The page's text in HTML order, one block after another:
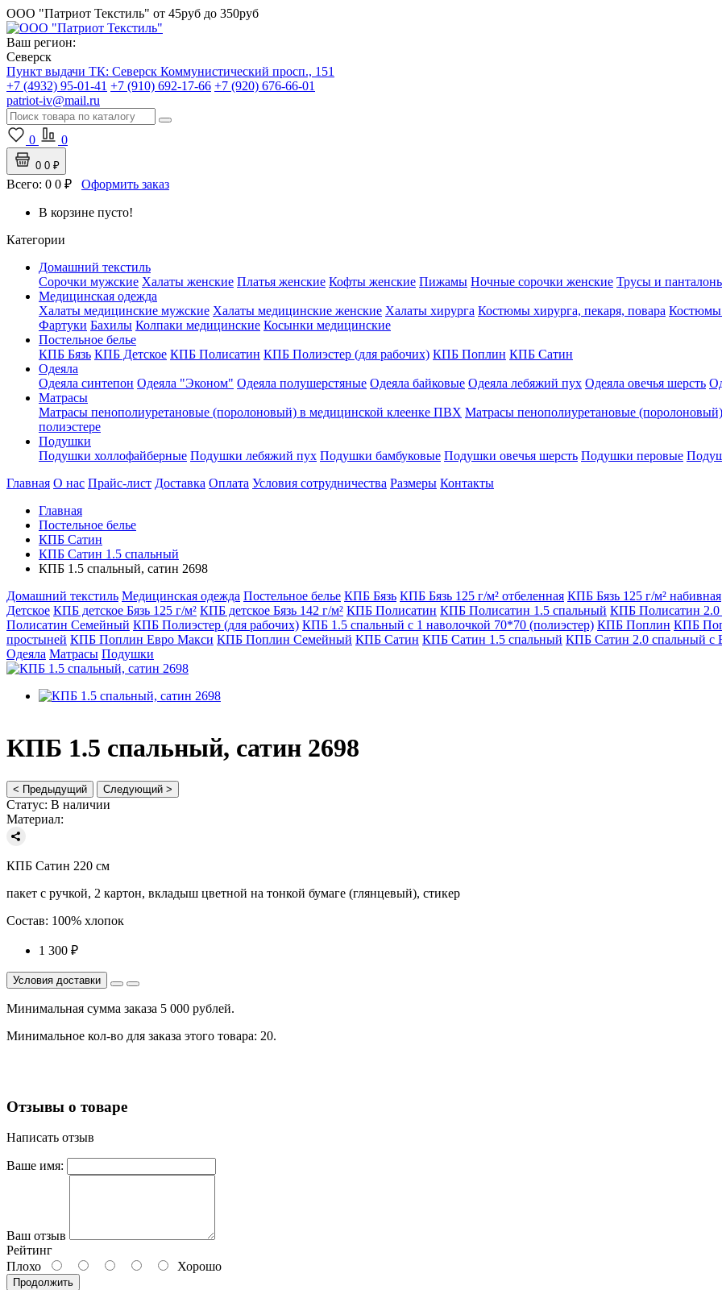
ООО "Патриот Текстиль" от 45руб до 350руб
Ваш регион:
Северск
Пункт выдачи ТК: Северск Коммунистический просп., 151
+7 (4932) 95-01-41 +7 (910) 692-17-66 +7 (920) 676-66-01
patriot-iv@mail.ru
0 0
0 0 ₽
Всего: 0 0 ₽ Оформить заказ
В корзине пусто!
Категории
Домашний текстиль
Сорочки мужские Халаты женские Платья женские Кофты женские Пижамы Ночные сорочки женские Трусы и
Медицинская одежда
Халаты медицинские мужские Халаты медицинские женские Халаты хирурга Костюмы хирурга, пекаря, повара Костюмы
Фартуки Бахилы Колпаки медицинские Косынки медицинские
Постельное белье
КПБ Бязь КПБ Детское КПБ Полисатин КПБ Полиэстер (для рабочих) КПБ Поплин КПБ Сатин
Одеяла
Одеяла синтепон Одеяла "Эконом" Одеяла полушерстяные Одеяла байковые Одеяла лебяжий пух Одеяла овечья шерсть
Матрасы
Матрасы пенополиуретановые (поролоновый) в медицинской клеенке ПВХ Матрасы пенополиуретановые (поролоновый)
полиэстере
Подушки
Подушки холлофайберные Подушки лебяжий пух Подушки бамбуковые Подушки овечья шерсть Подушки перовые
Главная О нас Прайс-лист Доставка Оплата Условия сотрудничества Размеры Контакты
Главная
Постельное белье
КПБ Сатин
КПБ Сатин 1.5 спальный
КПБ 1.5 спальный, сатин 2698
Домашний текстиль Медицинская одежда Постельное белье КПБ Бязь КПБ Бязь 125 г/м² отбеленная КПБ Бязь 125 г/м² набивная
Детское КПБ детское Бязь 125 г/м² КПБ детское Бязь 142 г/м² КПБ Полисатин КПБ Полисатин 1.5 спальный КПБ Полисатин 2.0
Полисатин Семейный КПБ Полиэстер (для рабочих) КПБ 1.5 спальный с 1 наволочкой 70*70 (полиэстер) КПБ Поплин КПБ
простыней КПБ Поплин Евро Макси КПБ Поплин Семейный КПБ Сатин КПБ Сатин 1.5 спальный КПБ Сатин 2.0 спальный с
Одеяла Матрасы Подушки
КПБ 1.5 спальный, сатин 2698
< Предыдущий Следующий >
Статус: В наличии
Материал:
КПБ Сатин 220 см
пакет с ручкой, 2 картон, вкладыш цветной на тонкой бумаге (глянцевый), стикер
Состав: 100% хлопок
1 300 ₽
Минимальная сумма заказа 5 000 рублей.
Минимальное кол-во для заказа этого товара: 20.
Отзывы о товаре
Написать отзыв
Ваше имя:
Ваш отзыв
Рейтинг
Плохо
Хорошо
Продолжить